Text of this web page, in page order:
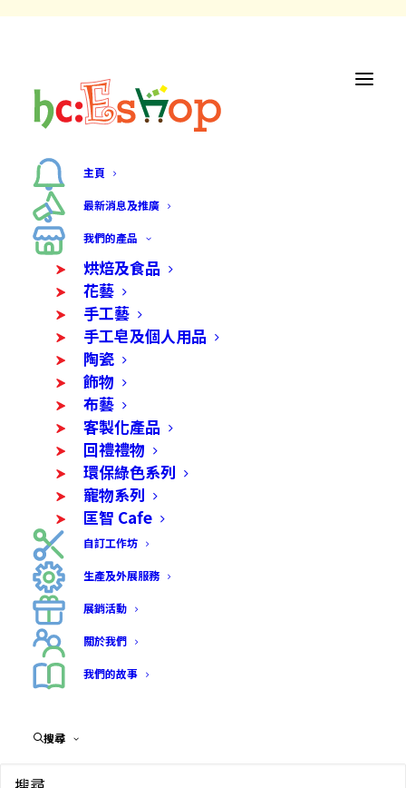
主頁
最新消息及推廣
我們的產品
烘焙及食品
花藝
手工藝
手工皂及個人用品
陶瓷
飾物
布藝
客製化產品
回禮禮物
環保綠色系列
寵物系列
匡智 Cafe
自訂工作坊
生產及外展服務
展銷活動
關於我們
我們的故事
搜尋